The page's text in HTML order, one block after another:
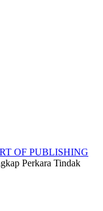
OF PUBLISHING
Perkara Tindak